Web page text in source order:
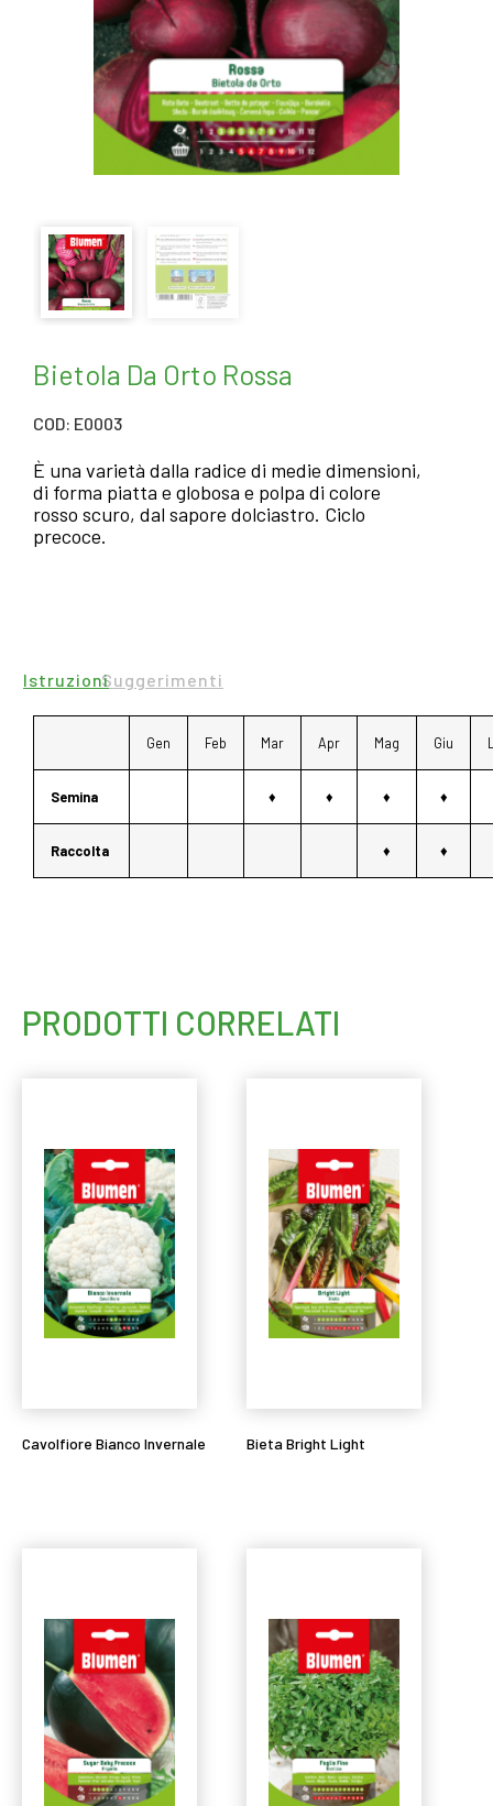
Bietola Da Orto Rossa
COD: E0003
È una varietà dalla radice di medie dimensioni,
di forma piatta e globosa e polpa di colore
rosso scuro, dal sapore dolciastro. Ciclo
precoce.
IstruzioniSuggerimenti
Gen Feb Mar Apr Mag Giu
Semina ♦ ♦ ♦ ♦
Raccolta ♦ ♦
PRODOTTI CORRELATI
Cavolfiore Bianco Invernale Bieta Bright Light